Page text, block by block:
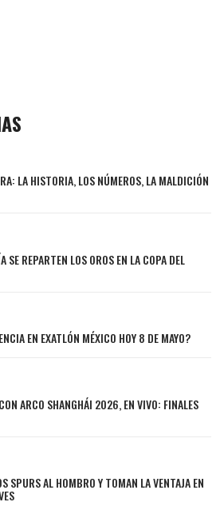
LA HISTORIA, LOS NÚMEROS, LA MALDICIÓN
SE REPARTEN LOS OROS EN LA COPA DEL
EN EXATLÓN MÉXICO HOY 8 DE MAYO?
ARCO SHANGHÁI 2026, EN VIVO: FINALES
SPURS AL HOMBRO Y TOMAN LA VENTAJA EN